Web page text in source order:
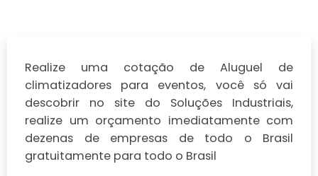
Realize uma cotação de Aluguel de
climatizadores para eventos, você só vai
descobrir no site do Soluções Industriais,
realize um orçamento imediatamente com
dezenas de empresas de todo o Brasil
gratuitamente para todo o Brasil